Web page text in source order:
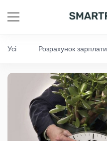
Усі Розрахунок зарплати